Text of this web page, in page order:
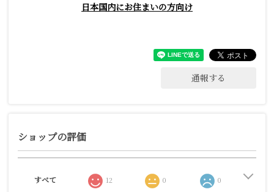
日本国内にお住まいの方向け
通報する
ショップの評価
すべて 12 0 0